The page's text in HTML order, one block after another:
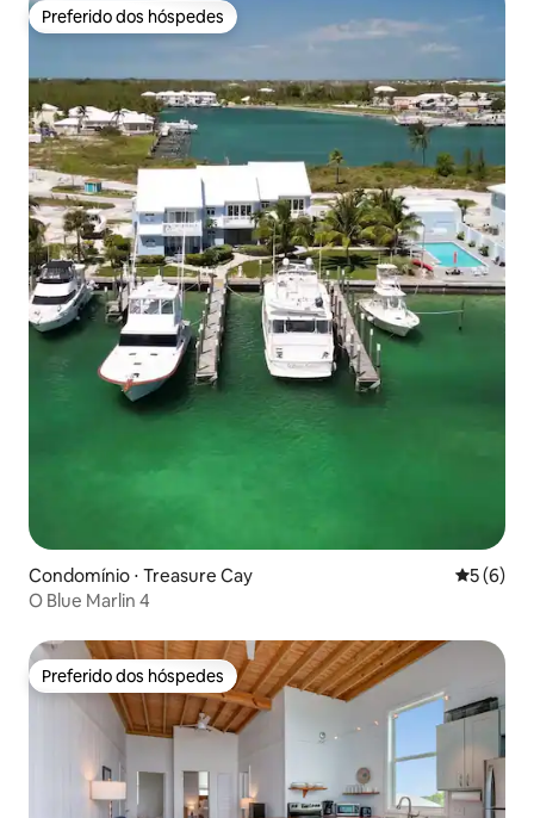
Preferido dos hóspedes
Preferido dos hóspedes
Condomínio ⋅ Treasure Cay 5 de
5 (6)
O Blue Marlin 4
Preferido dos hóspedes
Preferido dos hóspedes